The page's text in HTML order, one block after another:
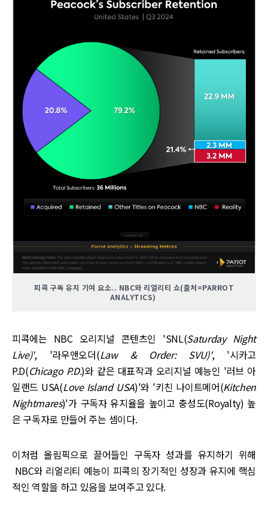
피콕 구독 유지 기여 요소.. NBC와 리얼리티 쇼(출처=PARROT
ANALYTICS)
피콕에는 NBC 오리지널 콘텐츠인 'SNL(Saturday Night
Live)', '라우앤오더(Law & Order: SVU)', '시카고
P.D(Chicago P.D.)와 같은 대표작과 오리지널 예능인 '러브 아
일랜드 USA(Love Island USA)'와 '키친 나이트메어(Kitchen
Nightmares)'가 구독자 유지율을 높이고 충성도(Royalty) 높
은 구독자로 만들어 주는 셈이다.
이처럼 올림픽으로 끌어들인 구독자 성과를 유지하기 위해
NBC와 리얼리티 예능이 피콕의 장기적인 성장과 유지에 핵심
적인 역할을 하고 있음을 보여주고 있다.